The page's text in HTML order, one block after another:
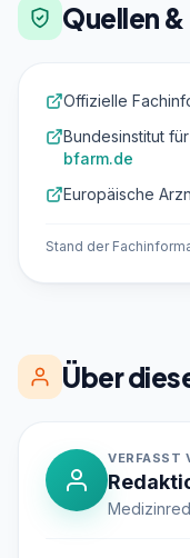
Quellen
Offizielle
Bundesinstitut
bfarm.de
Europäische
Stand der
Über
VERFASST